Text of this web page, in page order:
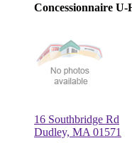
Concessionnaire U-
16 Southbridge Rd
Dudley, MA 01571